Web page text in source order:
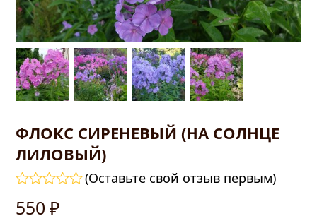
ФЛОКС СИРЕНЕВЫЙ (НА СОЛНЦЕ
ЛИЛОВЫЙ)
0
(Оставьте свой отзыв первым)
550₽